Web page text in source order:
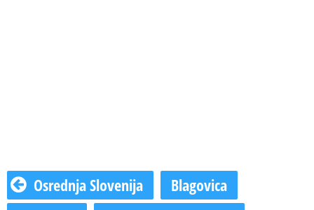
Osrednja Slovenija
Blagovica